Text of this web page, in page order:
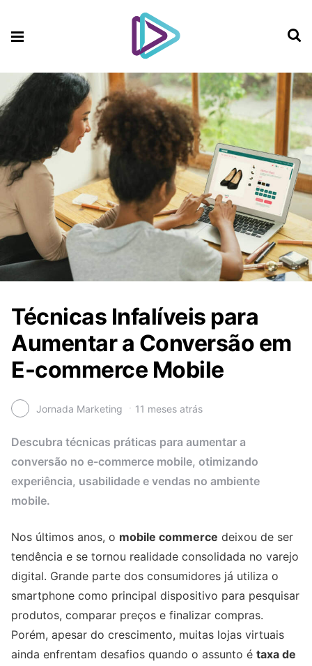
Técnicas Infalíveis para
Aumentar a Conversão em
E-commerce Mobile
Jornada Marketing 11 meses atrás
Descubra técnicas práticas para aumentar a
conversão no e-commerce mobile, otimizando
experiência, usabilidade e vendas no ambiente
mobile.
Nos últimos anos, o mobile commerce deixou de ser
tendência e se tornou realidade consolidada no varejo
digital. Grande parte dos consumidores já utiliza o
smartphone como principal dispositivo para pesquisar
produtos, comparar preços e finalizar compras.
Porém, apesar do crescimento, muitas lojas virtuais
ainda enfrentam desafios quando o assunto é taxa de